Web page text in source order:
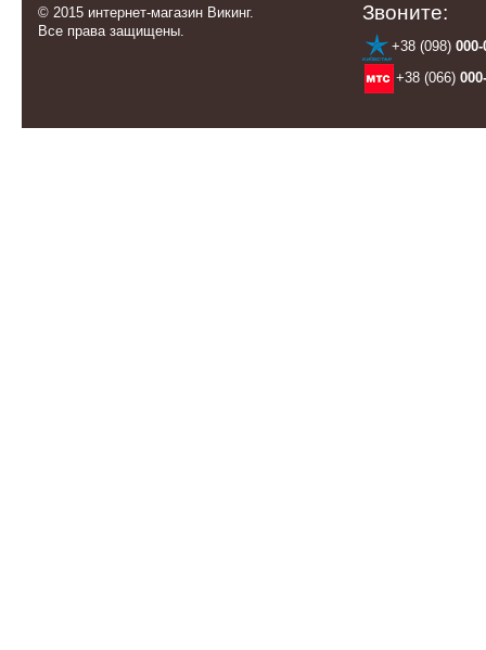
© 2015 интернет-магазин Викинг.
Все права защищены.
Звоните:
+38 (098) 000-
+38 (066)